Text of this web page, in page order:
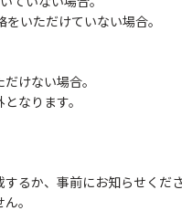
いただけていない場合。
けない場合。
なります。
るか、事前にお知らせくださ
。